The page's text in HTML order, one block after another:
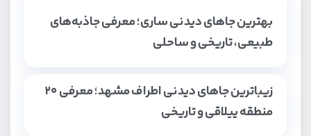
بهترین جاهای دیدنی ساری؛ معرفی جاذبه‌های
طبیعی، تاریخی و ساحلی
زیباترین جاهای دیدنی اطراف مشهد؛ معرفی ۲۰
منطقه ییلاقی و تاریخی